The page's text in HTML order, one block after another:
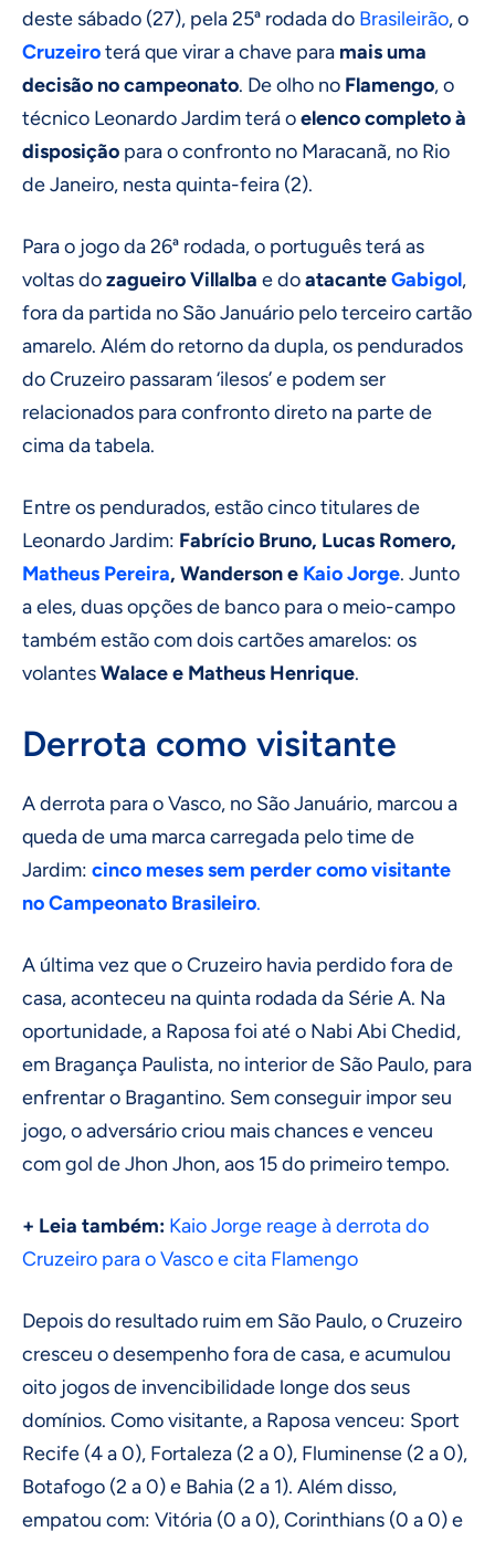
deste sábado (27), pela 25ª rodada do Brasileirão, o
Cruzeiroterá que virar a chave para mais uma
decisão no campeonato. De olho no Flamengo, o
técnico Leonardo Jardim terá oelenco completo à
disposição para o confronto no Maracanã, no Rio
de Janeiro, nesta quinta-feira (2).
Para o jogo da 26ª rodada, o português terá as
voltas dozagueiro Villalba e doatacanteGabigol,
fora da partida no São Januário pelo terceiro cartão
amarelo. Além do retorno da dupla, os pendurados
do Cruzeiro passaram ‘ilesos’ e podem ser
relacionados para confronto direto na parte de
cima da tabela.
Entre os pendurados, estão cinco titulares de
Leonardo Jardim: Fabrício Bruno, Lucas Romero,
Matheus Pereira, Wanderson e Kaio Jorge. Junto
a eles, duas opções de banco para o meio-campo
também estão com dois cartões amarelos: os
volantesWalace e Matheus Henrique.
Derrota como visitante
A derrota para o Vasco, no São Januário, marcou a
queda de uma marca carregada pelo time de
Jardim: cinco meses sem perder como visitante
no Campeonato Brasileiro.
A última vez que o Cruzeiro havia perdido fora de
casa, aconteceu na quinta rodada da Série A. Na
oportunidade, a Raposa foi até o Nabi Abi Chedid,
em Bragança Paulista, no interior de São Paulo, para
enfrentar o Bragantino. Sem conseguir impor seu
jogo, o adversário criou mais chances e venceu
com gol de Jhon Jhon, aos 15 do primeiro tempo.
+ Leia também: Kaio Jorge reage à derrota do
Cruzeiro para o Vasco e cita Flamengo
Depois do resultado ruim em São Paulo, o Cruzeiro
cresceu o desempenho fora de casa, e acumulou
oito jogos de invencibilidade longe dos seus
domínios. Como visitante, a Raposa venceu: Sport
Recife (4 a 0), Fortaleza (2 a 0), Fluminense (2 a 0),
Botafogo (2 a 0) e Bahia (2 a 1). Além disso,
empatou com: Vitória (0 a 0), Corinthians (0 a 0) e